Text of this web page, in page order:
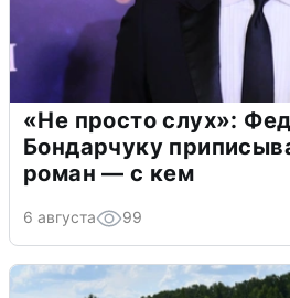
«Не просто слух»:
Бондарчуку
роман — с кем
6 августа 99